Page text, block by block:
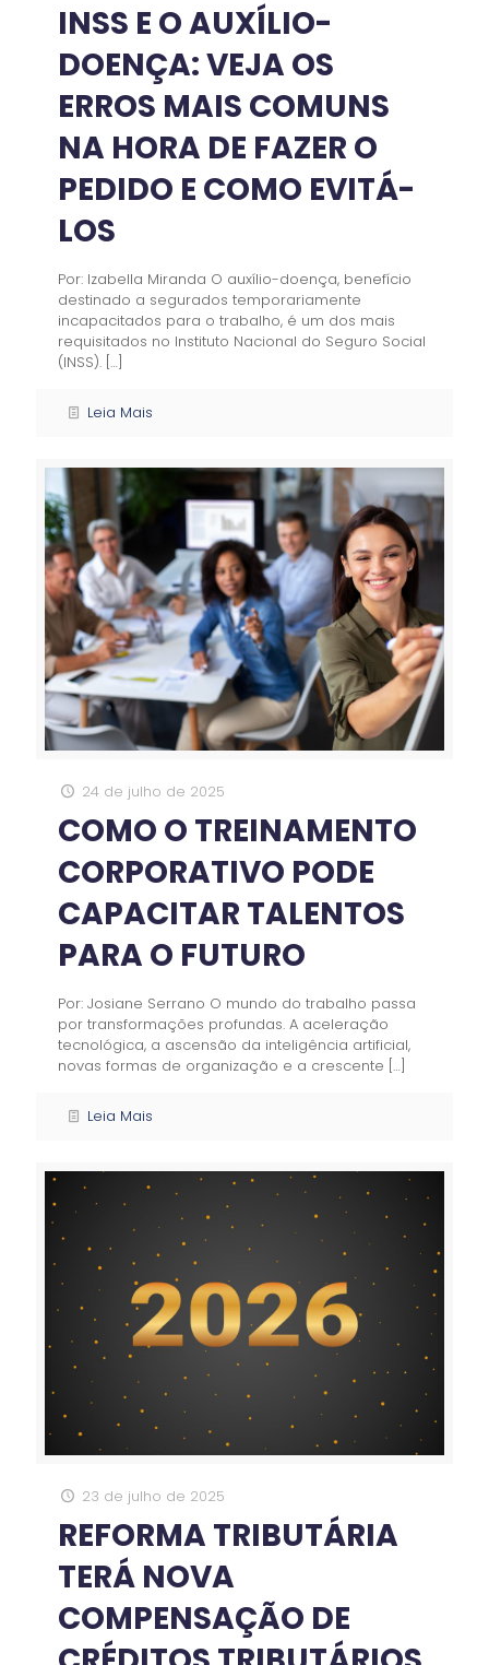
INSS E O AUXÍLIO-
DOENÇA: VEJA OS
ERROS MAIS COMUNS
NA HORA DE FAZER O
PEDIDO E COMO EVITÁ-
LOS
Por: Izabella Miranda O auxílio-doença, benefício
destinado a segurados temporariamente
incapacitados para o trabalho, é um dos mais
requisitados no Instituto Nacional do Seguro Social
(INSS). […]
Leia Mais
24 de julho de 2025
COMO O TREINAMENTO
CORPORATIVO PODE
CAPACITAR TALENTOS
PARA O FUTURO
Por: Josiane Serrano O mundo do trabalho passa
por transformações profundas. A aceleração
tecnológica, a ascensão da inteligência artificial,
novas formas de organização e a crescente […]
Leia Mais
23 de julho de 2025
REFORMA TRIBUTÁRIA
TERÁ NOVA
COMPENSAÇÃO DE